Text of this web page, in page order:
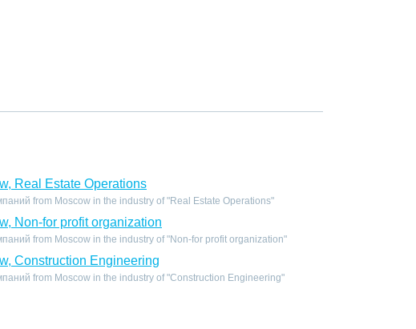
Real Estate Operations
from Moscow in the industry of "Real Estate Operations"
Non-for profit organization
from Moscow in the industry of "Non-for profit organization"
Construction Engineering
from Moscow in the industry of "Construction Engineering"